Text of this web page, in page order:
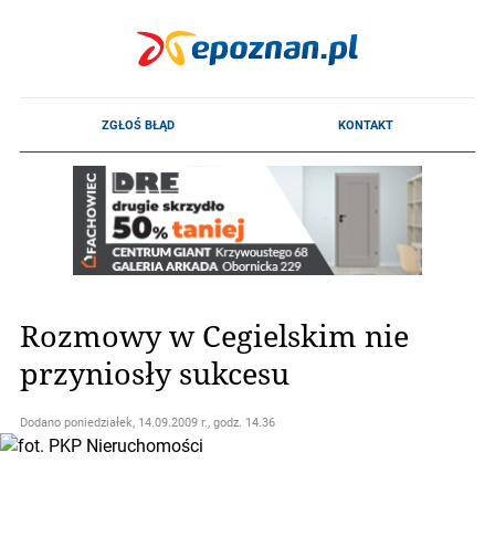
Rozmowy w Cegielskim nie
przyniosły sukcesu
Dodano poniedziałek, 14.09.2009 r., godz. 14.36